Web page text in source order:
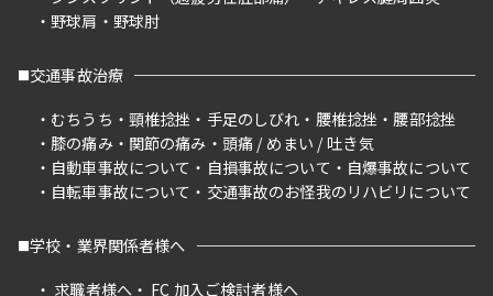
野球肩
野球肘
交通事故治療
むちうち
頸椎捻挫 手足のしびれ 腰椎捻挫
腰部捻挫
膝の痛み
関節の痛み
頭痛 / めまい / 吐き気
自動車事故について
自損事故について
自爆事故について
自転車事故について
交通事故のお怪我のリハビリについて
学校・業界関係者様へ
求職者様へ
FC 加入ご検討者様へ